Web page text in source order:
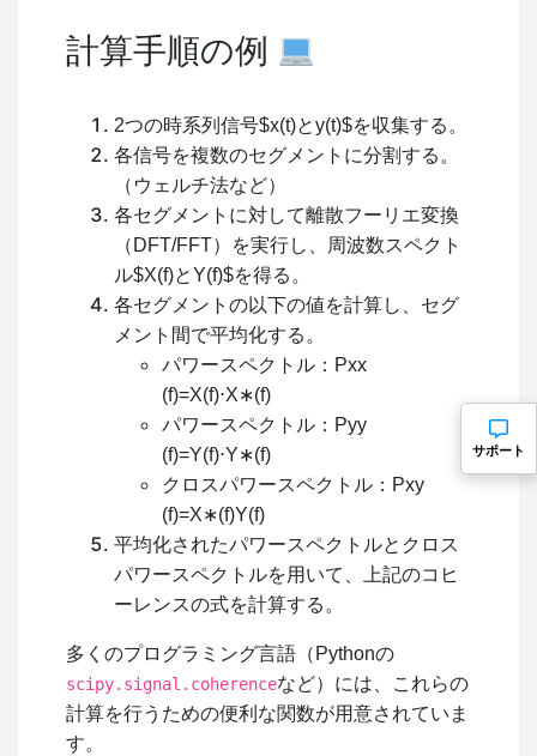
計算手順の例
2つの時系列信号$x(t)とy(t)$を収集する。
各信号を複数のセグメントに分割する。
（ウェルチ法など）
各セグメントに対して離散フーリエ変換
（DFT/FFT）を実行し、周波数スペクト
ル$X(f)とY(f)$を得る。
各セグメントの以下の値を計算し、セグ
メント間で平均化する。
パワースペクトル： Pxx
(f)=X(f)⋅X∗(f)
パワースペクトル： Pyy
(f)=Y(f)⋅Y∗(f)
クロスパワースペクトル： Pxy
(f)=X∗(f)Y(f)
平均化されたパワースペクトルとクロス
パワースペクトルを用いて、上記のコヒ
ーレンスの式を計算する。
多くのプログラミング言語（Pythonの
scipy.signal.coherenceなど）には、これらの
計算を行うための便利な関数が用意されていま
す。
サポート